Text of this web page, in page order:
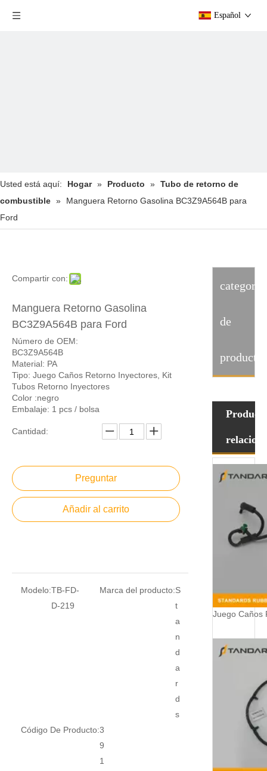
Español
Usted está aquí: Hogar » Producto » Tubo de retorno de
combustible »
Manguera Retorno Gasolina BC3Z9A564B para
Ford
Compartir con:
Manguera Retorno Gasolina
BC3Z9A564B para Ford
Número de OEM:
BC3Z9A564B
Material: PA
Tipo: Juego Caños Retorno Inyectores, Kit
Tubos Retorno Inyectores
Color :negro
Embalaje: 1 pcs / bolsa
Cantidad:
Preguntar
Añadir al carrito
Modelo:TB-FD-
D-219
Marca del producto:S
t
a
n
d
a
r
d
s
Código De Producto:3
9
1
categoria
de
producto